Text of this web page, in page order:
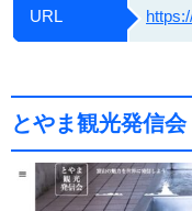
URL
とやま観光発信会